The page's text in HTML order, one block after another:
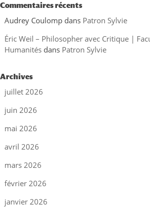
Commentaires récents
Audrey Coulompdans Patron Sylvie
Éric Weil – Philosopher avec Critique |
Humanitésdans Patron Sylvie
Archives
juillet 2026
juin 2026
mai 2026
avril 2026
mars 2026
février 2026
janvier 2026